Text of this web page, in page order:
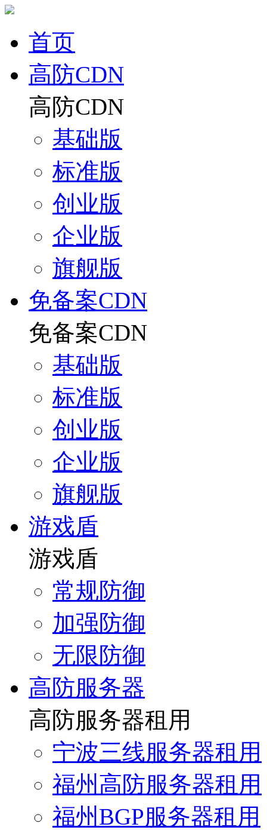
首页
高防CDN
高防CDN
基础版
标准版
创业版
企业版
旗舰版
免备案CDN
免备案CDN
基础版
标准版
创业版
企业版
旗舰版
游戏盾
游戏盾
常规防御
加强防御
无限防御
高防服务器
高防服务器租用
宁波三线服务器租用
福州高防服务器租用
福州BGP服务器租用